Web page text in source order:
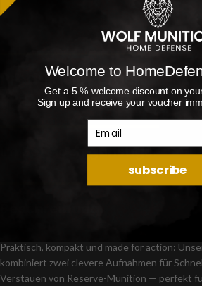
Produktsicherheit
Im Set noch günstiger
Praktisch, kompakt und made for action:
kombiniert zwei clevere Aufnahmen für
Verstauen von Reserve-Munition — perfekt
Welcome to
Get a 5 % welcome discount on
Sign up and receive your voucher
subscribe